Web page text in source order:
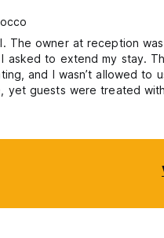
The owner at reception
asked to extend my stay.
and I wasn’t allowed to
yet guests were treated
Don’t be fooled by the